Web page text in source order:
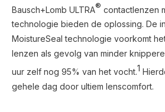
Bausch+Lomb ULTRA® contactlenzen
technologie bieden de oplossing. De
MoistureSeal technologie voorkomt
lenzen als gevolg van minder
uur zelf nog 95% van het vocht.1
gehele dag door ultiem lenscomfort.